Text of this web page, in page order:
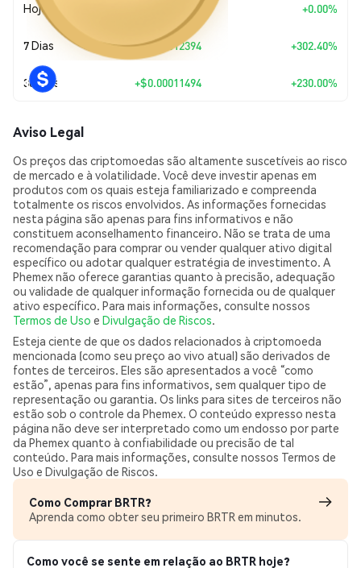
Hoje +0.00%
7 Dias +$0.00012394 +302.40%
30 Dias +$0.00011494 +230.00%
Aviso Legal
Os preços das criptomoedas são altamente suscetíveis ao risco
de mercado e à volatilidade. Você deve investir apenas em
produtos com os quais esteja familiarizado e compreenda
totalmente os riscos envolvidos. As informações fornecidas
nesta página são apenas para fins informativos e não
constituem aconselhamento financeiro. Não se trata de uma
recomendação para comprar ou vender qualquer ativo digital
específico ou adotar qualquer estratégia de investimento. A
Phemex não oferece garantias quanto à precisão, adequação
ou validade de qualquer informação fornecida ou de qualquer
ativo específico. Para mais informações, consulte nossos
Termos de Uso e Divulgação de Riscos.
Esteja ciente de que os dados relacionados à criptomoeda
mencionada (como seu preço ao vivo atual) são derivados de
fontes de terceiros. Eles são apresentados a você “como
estão”, apenas para fins informativos, sem qualquer tipo de
representação ou garantia. Os links para sites de terceiros não
estão sob o controle da Phemex. O conteúdo expresso nesta
página não deve ser interpretado como um endosso por parte
da Phemex quanto à confiabilidade ou precisão de tal
conteúdo. Para mais informações, consulte nossos Termos de
Uso e Divulgação de Riscos.
Como Comprar BRTR?
Aprenda como obter seu primeiro BRTR em minutos.
Como você se sente em relação ao BRTR hoje?